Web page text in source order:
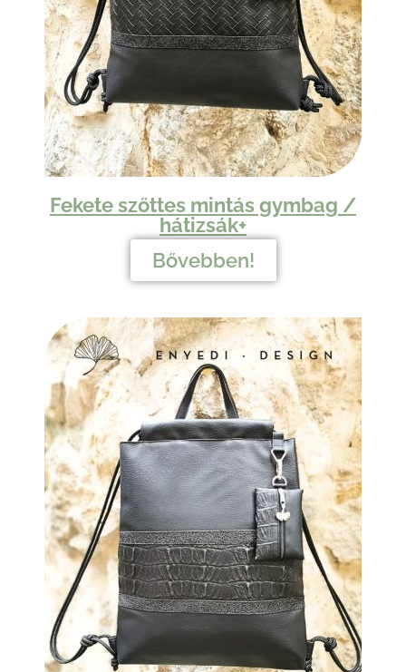
Fekete szőttes mintás gymbag /
hátizsák+
Bővebben!